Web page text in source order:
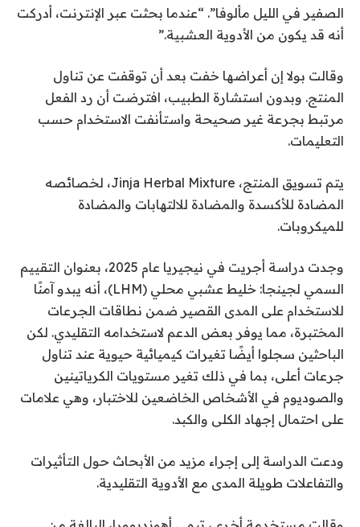
الصفير في الليل مألوفا”. “عندما بحثت عبر الإنترنت، أدركت
أنه قد يكون من الأدوية العشبية.”
وقالت بولا إن أعراضها خفت بعد أن توقفت عن تناول
المنتج. وبدون استشارة الطبيب، افترضت أن رد الفعل
مرتبط بجرعة غير صحيحة واستأنفت الاستخدام حسب
التعليمات.
يتم تسويق المنتج، Jinja Herbal Mixture، لخصائصه
المضادة للأكسدة والمضادة للالتهابات والمضادة
للميكروبات.
وجدت دراسة أجريت في نيجيريا عام 2025، بعنوان التقييم
السمي لجينجا: خليط عشبي محلي (LHM)، أنه يبدو آمنًا
للاستخدام على المدى القصير ضمن نطاقات الجرعات
المختبرة، مما يوفر بعض الدعم لاستخدامه التقليدي. لكن
الباحثين سجلوا أيضًا تغيرات كيميائية حيوية عند تناول
جرعات أعلى، بما في ذلك تغير مستويات الكرياتينين
والصوديوم في الأشخاص الخاضعين للاختبار، وهي علامات
على احتمال إجهاد الكلى والكبد.
ودعت الدراسة إلى إجراء مزيد من الأبحاث حول التأثيرات
والتفاعلات طويلة المدى مع الأدوية التقليدية.